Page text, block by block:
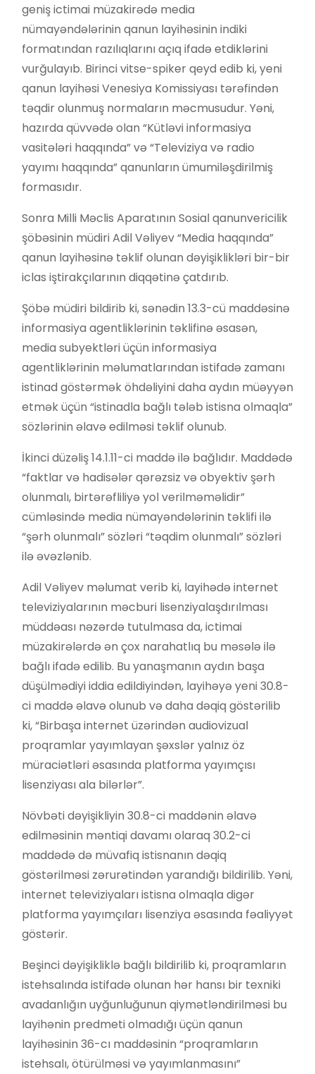
geniş ictimai müzakirədə media
nümayəndələrinin qanun layihəsinin indiki
formatından razılıqlarını açıq ifadə etdiklərini
vurğulayıb. Birinci vitse-spiker qeyd edib ki, yeni
qanun layihəsi Venesiya Komissiyası tərəfindən
təqdir olunmuş normaların məcmusudur. Yəni,
hazırda qüvvədə olan “Kütləvi informasiya
vasitələri haqqında” və “Televiziya və radio
yayımı haqqında” qanunların ümumiləşdirilmiş
formasıdır.
Sonra Milli Məclis Aparatının Sosial qanunvericilik
şöbəsinin müdiri Adil Vəliyev “Media haqqında”
qanun layihəsinə təklif olunan dəyişiklikləri bir-bir
iclas iştirakçılarının diqqətinə çatdırıb.
Şöbə müdiri bildirib ki, sənədin 13.3-cü maddəsinə
informasiya agentliklərinin təklifinə əsasən,
media subyektləri üçün informasiya
agentliklərinin məlumatlarından istifadə zamanı
istinad göstərmək öhdəliyini daha aydın müəyyən
etmək üçün “istinadla bağlı tələb istisna olmaqla”
sözlərinin əlavə edilməsi təklif olunub.
İkinci düzəliş 14.1.11-ci maddə ilə bağlıdır. Maddədə
“faktlar və hadisələr qərəzsiz və obyektiv şərh
olunmalı, birtərəfliliyə yol verilməməlidir”
cümləsində media nümayəndələrinin təklifi ilə
“şərh olunmalı” sözləri “təqdim olunmalı” sözləri
ilə əvəzlənib.
Adil Vəliyev məlumat verib ki, layihədə internet
televiziyalarının məcburi lisenziyalaşdırılması
müddəası nəzərdə tutulmasa da, ictimai
müzakirələrdə ən çox narahatlıq bu məsələ ilə
bağlı ifadə edilib. Bu yanaşmanın aydın başa
düşülmədiyi iddia edildiyindən, layihəyə yeni 30.8-
ci maddə əlavə olunub və daha dəqiq göstərilib
ki, “Birbaşa internet üzərindən audiovizual
proqramlar yayımlayan şəxslər yalnız öz
müraciətləri əsasında platforma yayımçısı
lisenziyası ala bilərlər”.
Növbəti dəyişikliyin 30.8-ci maddənin əlavə
edilməsinin məntiqi davamı olaraq 30.2-ci
maddədə də müvafiq istisnanın dəqiq
göstərilməsi zərurətindən yarandığı bildirilib. Yəni,
internet televiziyaları istisna olmaqla digər
platforma yayımçıları lisenziya əsasında fəaliyyət
göstərir.
Beşinci dəyişikliklə bağlı bildirilib ki, proqramların
istehsalında istifadə olunan hər hansı bir texniki
avadanlığın uyğunluğunun qiymətləndirilməsi bu
layihənin predmeti olmadığı üçün qanun
layihəsinin 36-cı maddəsinin “proqramların
istehsalı, ötürülməsi və yayımlanmasını”